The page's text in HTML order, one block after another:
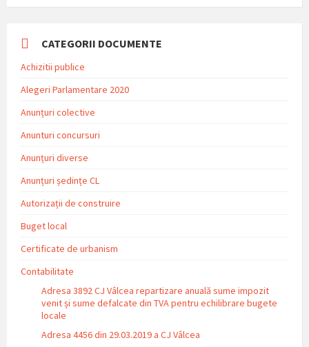
CATEGORII DOCUMENTE
Achizitii publice
Alegeri Parlamentare 2020
Anunțuri colective
Anunturi concursuri
Anunțuri diverse
Anunțuri ședințe CL
Autorizații de construire
Buget local
Certificate de urbanism
Contabilitate
Adresa 3892 CJ Vâlcea repartizare anuală sume impozit
venit și sume defalcate din TVA pentru echilibrare bugete
locale
Adresa 4456 din 29.03.2019 a CJ Vâlcea